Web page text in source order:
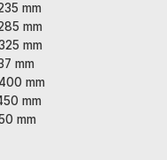
lama. Struktur serat
berbatu, karang, dan spot
kecil hingga menengah.
membeli spool kecil
mm
mm
mm
mm
mm
mm
mm